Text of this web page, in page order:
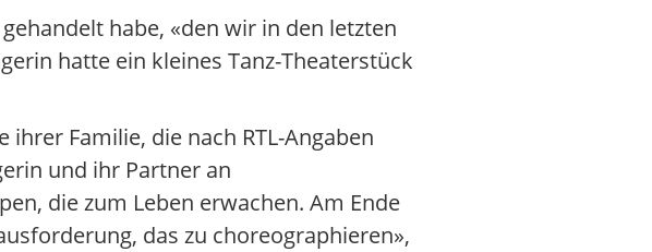
habe, «den wir in den letzten
hatte ein kleines Tanz-Theaterstück
Familie, die nach RTL-Angaben
und ihr Partner an
die zum Leben erwachen. Am Ende
das zu choreographieren»,